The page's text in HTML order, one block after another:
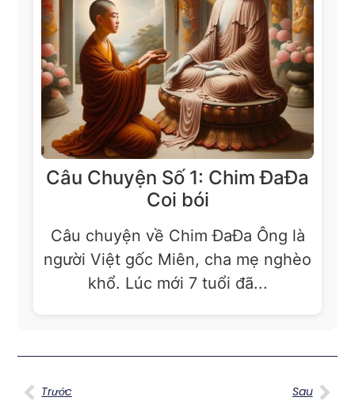
Câu Chuyện Số 1: Chim ĐaĐa
Coi bói
Câu chuyện về Chim ĐaĐa Ông là
người Việt gốc Miên, cha mẹ nghèo
khổ. Lúc mới 7 tuổi đã...
Trước Sau